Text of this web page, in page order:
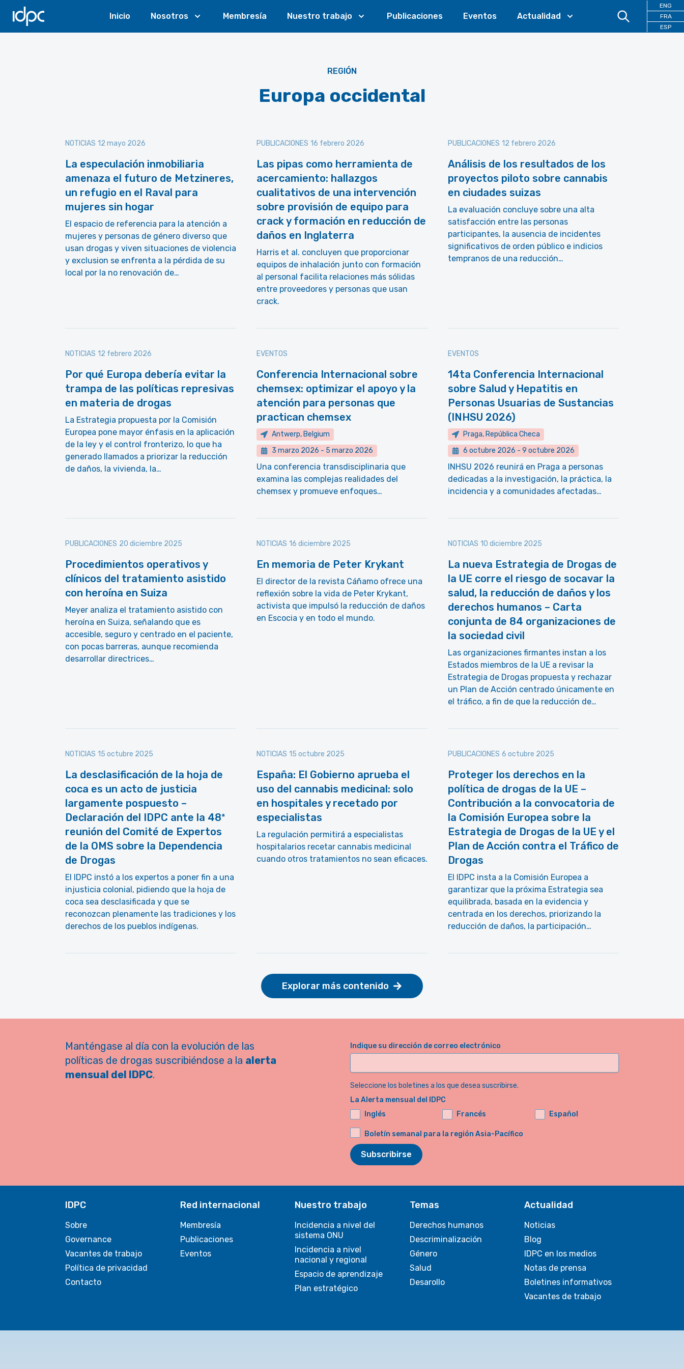
IDPC
Inicio Nosotros Membresía Nuestro trabajo Publicaciones Eventos Actualidad
ENG
FRA
ESP
REGIÓN
Europa occidental
NOTICIAS 12 mayo 2026
La especulación inmobiliaria
amenaza el futuro de Metzineres,
un refugio en el Raval para
mujeres sin hogar
El espacio de referencia para la atención a
mujeres y personas de género diverso que
usan drogas y viven situaciones de violencia
y exclusion se enfrenta a la pérdida de su
local por la no renovación de…
PUBLICACIONES 16 febrero 2026
Las pipas como herramienta de
acercamiento: hallazgos
cualitativos de una intervención
sobre provisión de equipo para
crack y formación en reducción de
daños en Inglaterra
Harris et al. concluyen que proporcionar
equipos de inhalación junto con formación
al personal facilita relaciones más sólidas
entre proveedores y personas que usan
crack.
PUBLICACIONES 12 febrero 2026
Análisis de los resultados de los
proyectos piloto sobre cannabis
en ciudades suizas
La evaluación concluye sobre una alta
satisfacción entre las personas
participantes, la ausencia de incidentes
significativos de orden público e indicios
tempranos de una reducción…
NOTICIAS 12 febrero 2026
Por qué Europa debería evitar la
trampa de las políticas represivas
en materia de drogas
La Estrategia propuesta por la Comisión
Europea pone mayor énfasis en la aplicación
de la ley y el control fronterizo, lo que ha
generado llamados a priorizar la reducción
de daños, la vivienda, la…
EVENTOS
Conferencia Internacional sobre
chemsex: optimizar el apoyo y la
atención para personas que
practican chemsex
Antwerp, Belgium
3 marzo 2026 - 5 marzo 2026
Una conferencia transdisciplinaria que
examina las complejas realidades del
chemsex y promueve enfoques…
EVENTOS
14ta Conferencia Internacional
sobre Salud y Hepatitis en
Personas Usuarias de Sustancias
(INHSU 2026)
Praga, República Checa
6 octubre 2026 - 9 octubre 2026
INHSU 2026 reunirá en Praga a personas
dedicadas a la investigación, la práctica, la
incidencia y a comunidades afectadas…
PUBLICACIONES 20 diciembre 2025
Procedimientos operativos y
clínicos del tratamiento asistido
con heroína en Suiza
Meyer analiza el tratamiento asistido con
heroína en Suiza, señalando que es
accesible, seguro y centrado en el paciente,
con pocas barreras, aunque recomienda
desarrollar directrices…
NOTICIAS 16 diciembre 2025
En memoria de Peter Krykant
El director de la revista Cáñamo ofrece una
reflexión sobre la vida de Peter Krykant,
activista que impulsó la reducción de daños
en Escocia y en todo el mundo.
NOTICIAS 10 diciembre 2025
La nueva Estrategia de Drogas de
la UE corre el riesgo de socavar la
salud, la reducción de daños y los
derechos humanos – Carta
conjunta de 84 organizaciones de
la sociedad civil
Las organizaciones firmantes instan a los
Estados miembros de la UE a revisar la
Estrategia de Drogas propuesta y rechazar
un Plan de Acción centrado únicamente en
el tráfico, a fin de que la reducción de…
NOTICIAS 15 octubre 2025
La desclasificación de la hoja de
coca es un acto de justicia
largamente pospuesto –
Declaración del IDPC ante la 48ª
reunión del Comité de Expertos
de la OMS sobre la Dependencia
de Drogas
El IDPC instó a los expertos a poner fin a una
injusticia colonial, pidiendo que la hoja de
coca sea desclasificada y que se
reconozcan plenamente las tradiciones y los
derechos de los pueblos indígenas.
NOTICIAS 15 octubre 2025
España: El Gobierno aprueba el
uso del cannabis medicinal: solo
en hospitales y recetado por
especialistas
La regulación permitirá a especialistas
hospitalarios recetar cannabis medicinal
cuando otros tratamientos no sean eficaces.
PUBLICACIONES 6 octubre 2025
Proteger los derechos en la
política de drogas de la UE –
Contribución a la convocatoria de
la Comisión Europea sobre la
Estrategia de Drogas de la UE y el
Plan de Acción contra el Tráfico de
Drogas
El IDPC insta a la Comisión Europea a
garantizar que la próxima Estrategia sea
equilibrada, basada en la evidencia y
centrada en los derechos, priorizando la
reducción de daños, la participación…
Explorar más contenido
Manténgase al día con la evolución de las
políticas de drogas suscribiéndose a la alerta
mensual del IDPC.
Indique su dirección de correo electrónico
Seleccione los boletines a los que desea suscribirse.
La Alerta mensual del IDPC
Inglés
Francés Español
Boletín semanal para la región Asia-Pacífico
Subscribirse
IDPC
Sobre
Governance
Vacantes de trabajo
Política de privacidad
Contacto
Red internacional
Membresía
Publicaciones
Eventos
Nuestro trabajo
Incidencia a nivel del
sistema ONU
Incidencia a nivel
nacional y regional
Espacio de aprendizaje
Plan estratégico
Temas
Derechos humanos
Descriminalización
Género
Salud
Desarollo
Actualidad
Noticias
Blog
IDPC en los medios
Notas de prensa
Boletines informativos
Vacantes de trabajo